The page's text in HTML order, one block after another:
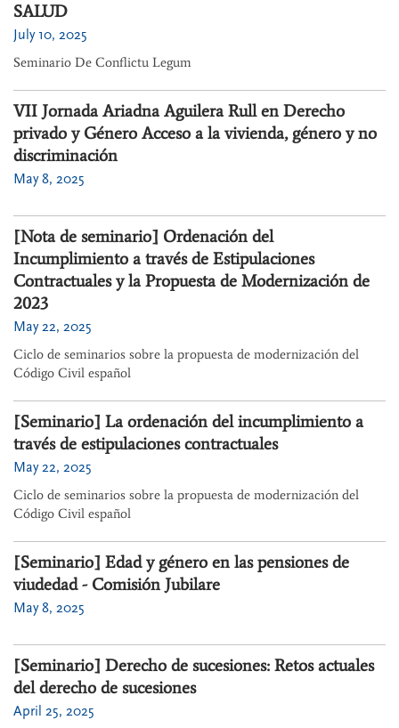
SALUD
July 10, 2025
Seminario De Conflictu Legum
VII Jornada Ariadna Aguilera Rull en Derecho
privado y Género Acceso a la vivienda, género y no
discriminación
May 8, 2025
[Nota de seminario] Ordenación del
Incumplimiento a través de Estipulaciones
Contractuales y la Propuesta de Modernización de
2023
May 22, 2025
Ciclo de seminarios sobre la propuesta de modernización del
Código Civil español
[Seminario] La ordenación del incumplimiento a
través de estipulaciones contractuales
May 22, 2025
Ciclo de seminarios sobre la propuesta de modernización del
Código Civil español
[Seminario] Edad y género en las pensiones de
viudedad - Comisión Jubilare
May 8, 2025
[Seminario] Derecho de sucesiones: Retos actuales
del derecho de sucesiones
April 25, 2025